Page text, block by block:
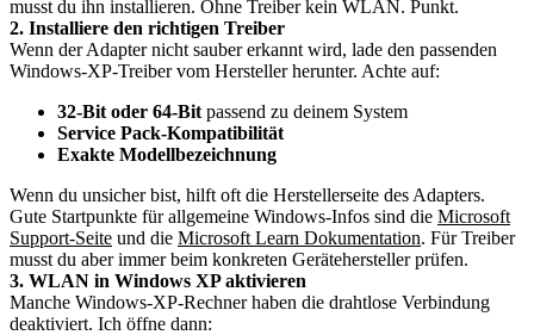
musst du ihn installieren. Ohne Treiber kein WLAN. Punkt.
2. Installiere den richtigen Treiber
Wenn der Adapter nicht sauber erkannt wird, lade den passenden
Windows-XP-Treiber vom Hersteller herunter. Achte auf:
32-Bit oder 64-Bit passend zu deinem System
Service Pack-Kompatibilität
Exakte Modellbezeichnung
Wenn du unsicher bist, hilft oft die Herstellerseite des Adapters.
Gute Startpunkte für allgemeine Windows-Infos sind die Microsoft
Support-Seite und die Microsoft Learn Dokumentation. Für Treiber
musst du aber immer beim konkreten Gerätehersteller prüfen.
3. WLAN in Windows XP aktivieren
Manche Windows-XP-Rechner haben die drahtlose Verbindung
deaktiviert. Ich öffne dann: